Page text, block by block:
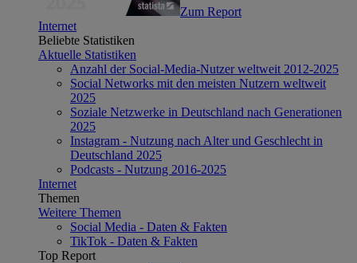
Zum Report
Internet
Beliebte Statistiken
Aktuelle Statistiken
Anzahl der Social-Media-Nutzer weltweit 2012-2025
Social Networks mit den meisten Nutzern weltweit
2025
Soziale Netzwerke in Deutschland nach Generationen
2025
Instagram - Nutzung nach Alter und Geschlecht in
Deutschland 2025
Podcasts - Nutzung 2016-2025
Internet
Themen
Weitere Themen
Social Media - Daten & Fakten
TikTok - Daten & Fakten
Top Report